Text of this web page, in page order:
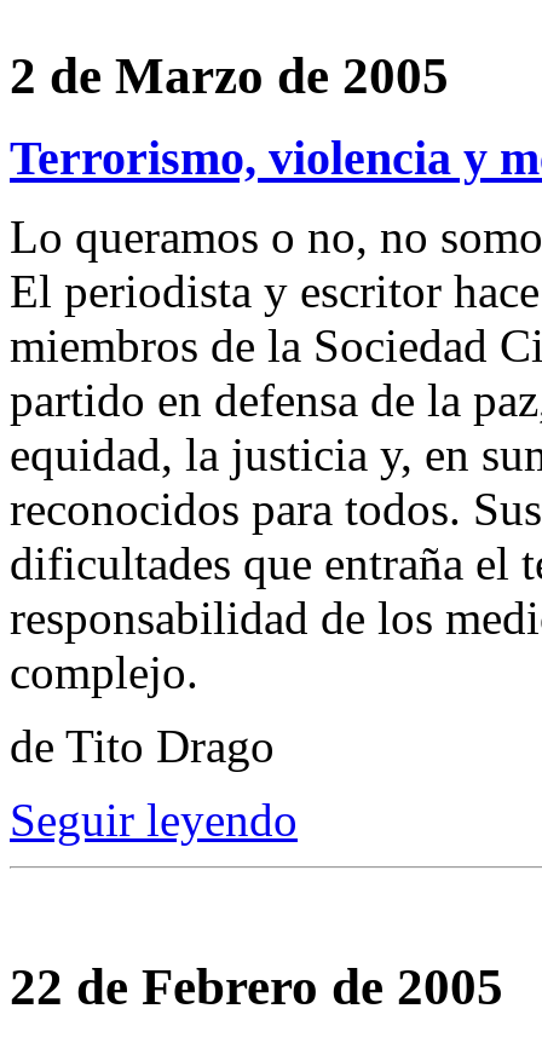
2 de Marzo de 2005
Terrorismo, violencia y
Lo queramos o no, no
El periodista y escritor
miembros de la Sociedad
partido en defensa de la
equidad, la justicia y, en
reconocidos para todos.
dificultades que entraña el
responsabilidad de los
complejo.
de Tito Drago
Seguir leyendo
22 de Febrero de 2005